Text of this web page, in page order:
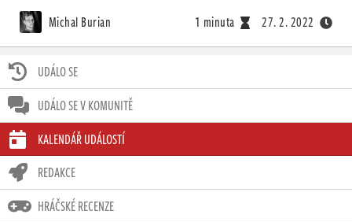
UDÁLO SE
UDÁLO SE V KOMUNITĚ
KALENDÁŘ UDÁLOSTÍ
REDAKCE
HRÁČSKÉ RECENZE
Michal Burian 1 minuta 27. 2. 2022